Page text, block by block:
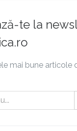
te la
mai bune articole